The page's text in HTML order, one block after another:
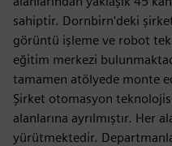
sahiptir. Dornbirn'deki
görüntü işleme ve robot
eğitim merkezi
tamamen atölyede monte
Şirket otomasyon
alanlarına ayrılmıştır. Her
yürütmektedir.